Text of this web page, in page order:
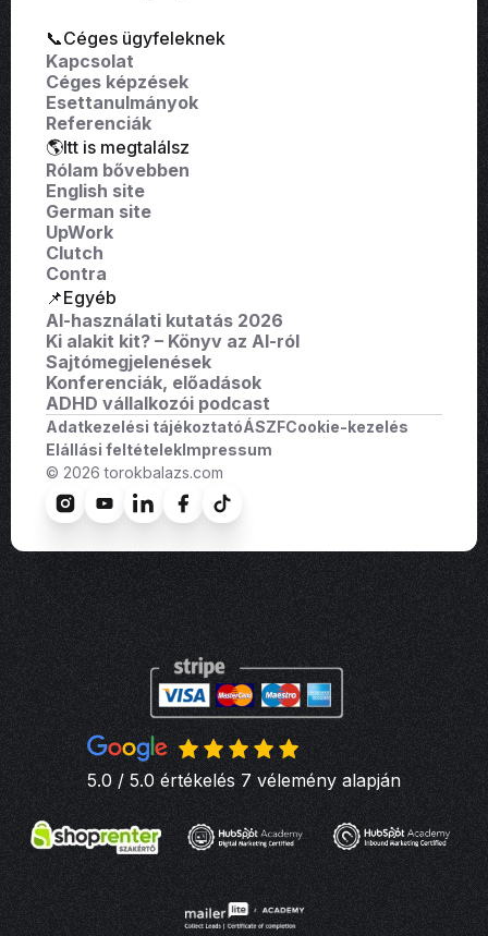
📞Céges ügyfeleknek
Kapcsolat
Céges képzések
Esettanulmányok
Referenciák
🌎Itt is megtalálsz
Rólam bővebben
English site
German site
UpWork
Clutch
Contra
📌Egyéb
AI-használati kutatás 2026
Ki alakit kit? – Könyv az AI-ról
Sajtómegjelenések
Konferenciák, előadások
ADHD vállalkozói podcast
Adatkezelési tájékoztatóÁSZFCookie-kezelés
Elállási feltételekImpressum
© 2026 torokbalazs.com
5.0 / 5.0 értékelés 7 vélemény alapján